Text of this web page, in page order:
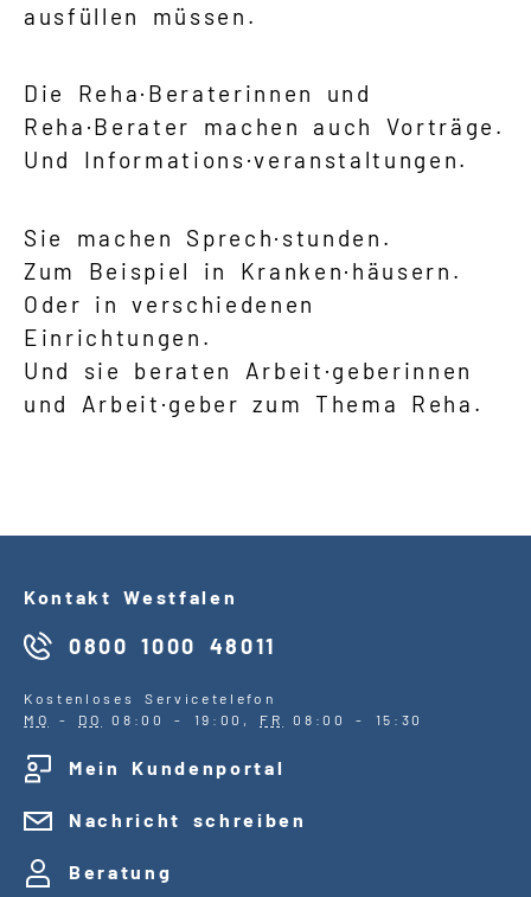
ausfüllen müssen.
Die Reha·Beraterinnen und
Reha·Berater machen auch Vorträge.
Und Informations·veranstaltungen.
Sie machen Sprech·stunden.
Zum Beispiel in Kranken·häusern.
Oder in verschiedenen
Einrichtungen.
Und sie beraten Arbeit·geberinnen
und Arbeit·geber zum Thema Reha.
Kontakt Westfalen
0800 1000 48011
Kostenloses Servicetelefon
MO
- DO 08:00 - 19:00, FR 08:00 - 15:30
Mein Kundenportal
Nachricht schreiben
Beratung